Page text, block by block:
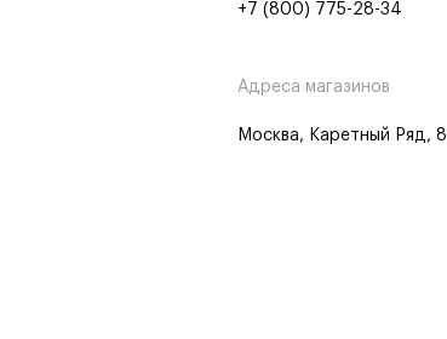
+7 (800) 775-28-34
Адреса магазинов
Москва, Каретный Ряд, 8